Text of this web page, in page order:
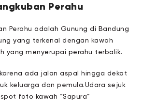
Perahu
Perahu adalah Gunung di Bandung
yang terkenal dengan kawah
yang menyerupai perahu terbalik.
ada jalan aspal hingga dekat
keluarga dan pemula.Udara sejuk
foto kawah “Sapura”